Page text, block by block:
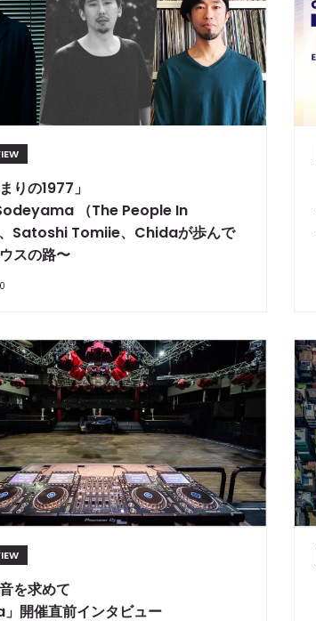
りの1977」
（The People In
Satoshi Tomiie、Chidaが歩んで
スの路〜
を求めて
」開催直前インタビュー